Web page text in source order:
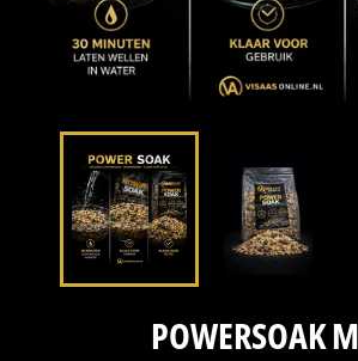
POWERSOAK